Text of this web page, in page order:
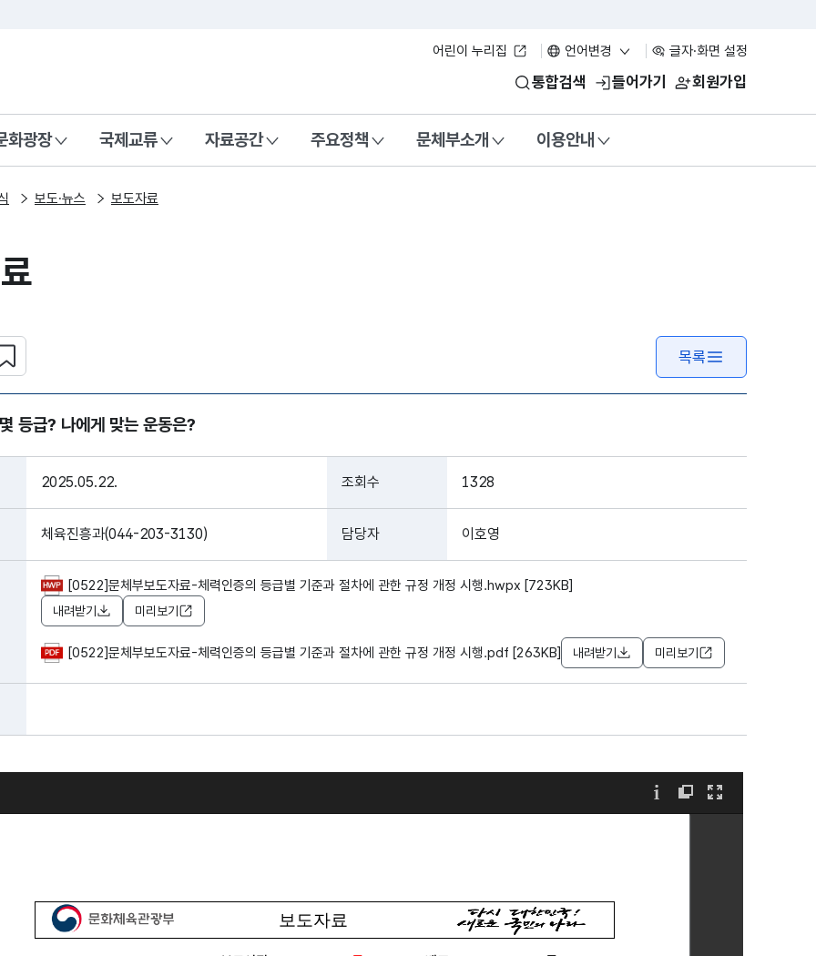
어린이 누리집 언어변경 글자·화면 설정
나라, 함께 행복한 대한민국 통합검색 들어가기 회원가입
화광장 국제교류 자료공간 주요정책 문체부소개 이용안내
보도·뉴스 보도자료
심 콘텐츠 설정하기
목록
등급? 나에게 맞는 운동은?
2025.05.22. 조회수 1328
체육진흥과(044-203-3130) 담당자 이호영
[0522]문체부보도자료-체력인증의 등급별 기준과 절차에 관한 규정 개정 시행.hwpx [723KB]
내려받기 미리보기
[0522]문체부보도자료-체력인증의 등급별 기준과 절차에 관한 규정 개정 시행.pdf [263KB] 내려받기 미리보기